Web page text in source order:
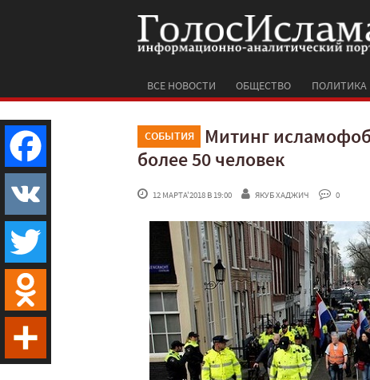
ВСЕ НОВОСТИ ОБЩЕСТВО ПОЛИТИКА
СОБЫТИЯ
Митинг
более 50 человек
12 МАРТА'2018 В 19:00 ЯКУБ ХАДЖИЧ 0
Facebook
VK
Twitter
Odnoklassniki